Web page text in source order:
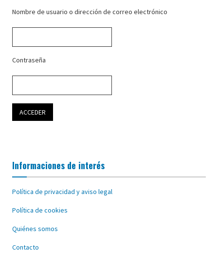
Nombre de usuario o dirección de correo electrónico
Contraseña
Informaciones de interés
Política de privacidad y aviso legal
Política de cookies
Quiénes somos
Contacto